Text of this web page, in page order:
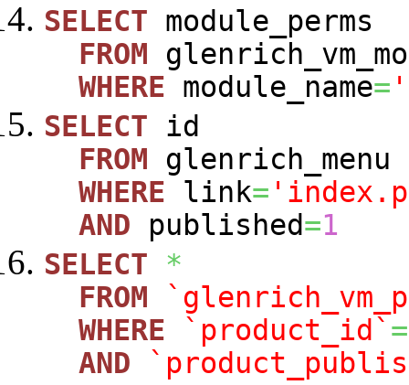
SELECT module_perms
FROM
WHERE module_name=
SELECT id
FROM glenrich_menu
WHERE link=
AND published=1
SELECT
*
FROM
WHERE
`product_id` =
AND